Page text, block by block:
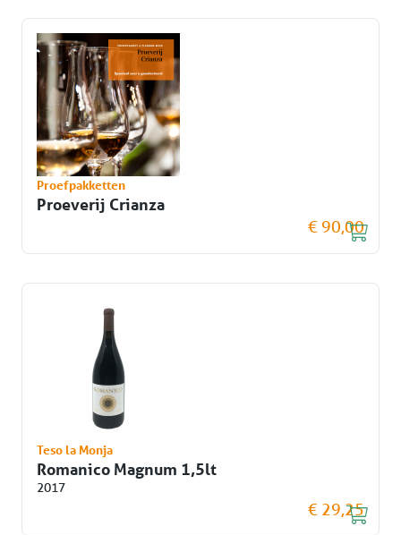
Proefpakketten
Proeverij Crianza
€ 90,00
Teso la Monja
Romanico Magnum 1,5lt
2017
€ 29,25